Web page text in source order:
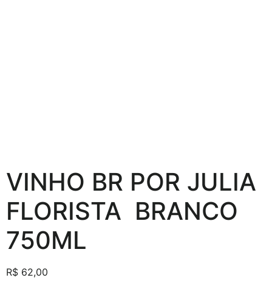
VINHO BR POR JULIA
FLORISTA BRANCO
750ML
R$ 62,00